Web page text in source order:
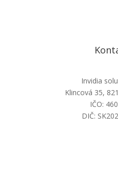
Invidia
Klincová 35,
IČO:
DIČ: